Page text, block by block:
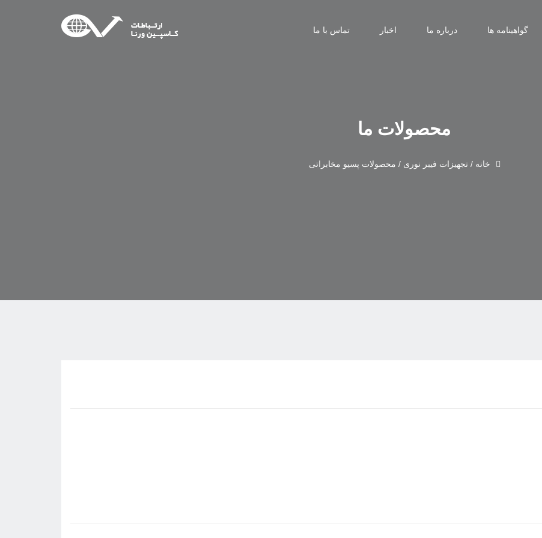
گواهینامه ها درباره ما اخبار تماس با ما
محصولات ما
خانه /تجهیزات فیبر نوری / محصولات پسیو مخابراتی